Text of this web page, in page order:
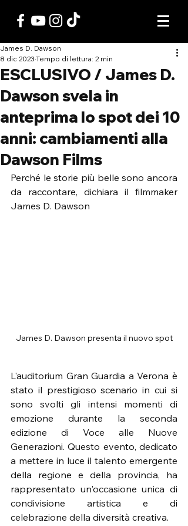
ESCLUSIVO / James D.
Dawson svela in
anteprima lo spot dei 10
anni: cambiamenti alla
Dawson Films
James D. Dawson
8 dic 2023 Tempo di lettura: 2 min
Perché le storie più belle sono ancora
da raccontare, dichiara il filmmaker
James D. Dawson
James D. Dawson presenta il nuovo spot
L'auditorium Gran Guardia a Verona è
stato il prestigioso scenario in cui si
sono svolti gli intensi momenti di
emozione durante la seconda
edizione di Voce alle Nuove
Generazioni. Questo evento, dedicato
a mettere in luce il talento emergente
della regione e della provincia, ha
rappresentato un'occasione unica di
condivisione artistica e di
celebrazione della diversità creativa.